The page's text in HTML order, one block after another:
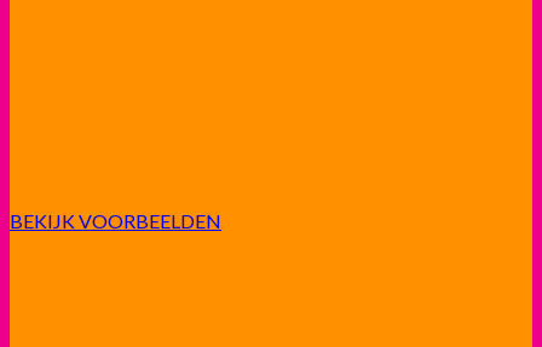
BEKIJK VOORBEELDEN